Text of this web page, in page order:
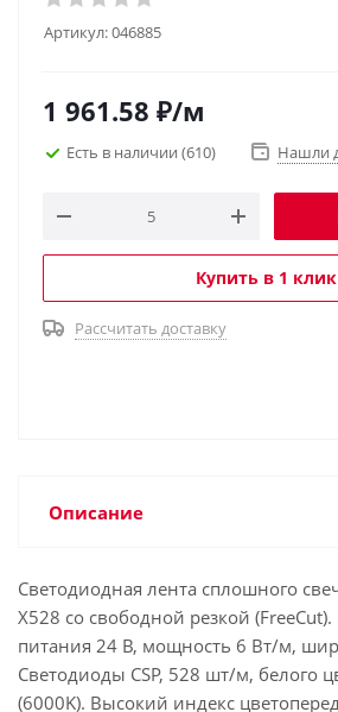
Артикул:046885
1 961.58 ₽/м
Есть в наличии (610) Нашли
Купить в 1 клик
Рассчитать доставку
Описание
Светодиодная лента сплошного
X528 со свободной резкой
питания 24 В, мощность 6 Вт/м,
Светодиоды CSP, 528 шт/м, белого
(6000K). Высокий индекс